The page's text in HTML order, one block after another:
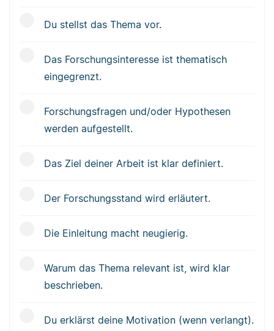
Du stellst das Thema vor.
Das Forschungsinteresse ist thematisch
eingegrenzt.
Forschungsfragen und/oder Hypothesen
werden aufgestellt.
Das Ziel deiner Arbeit ist klar definiert.
Der Forschungsstand wird erläutert.
Die Einleitung macht neugierig.
Warum das Thema relevant ist, wird klar
beschrieben.
Du erklärst deine Motivation (wenn verlangt).